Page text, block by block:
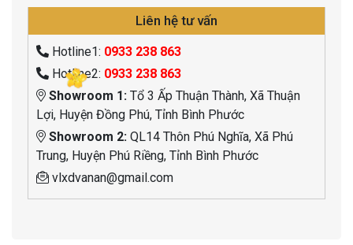
Liên hệ tư vấn
Hotline1: 0933 238 863
Hotline2: 0933 238 863
Showroom 1: Tổ 3 Ấp Thuận Thành, Xã Thuận
Lợi, Huyện Đồng Phú, Tỉnh Bình Phước
Showroom 2: QL14 Thôn Phú Nghĩa, Xã Phú
Trung, Huyện Phú Riềng, Tỉnh Bình Phước
vlxdvanan@gmail.com